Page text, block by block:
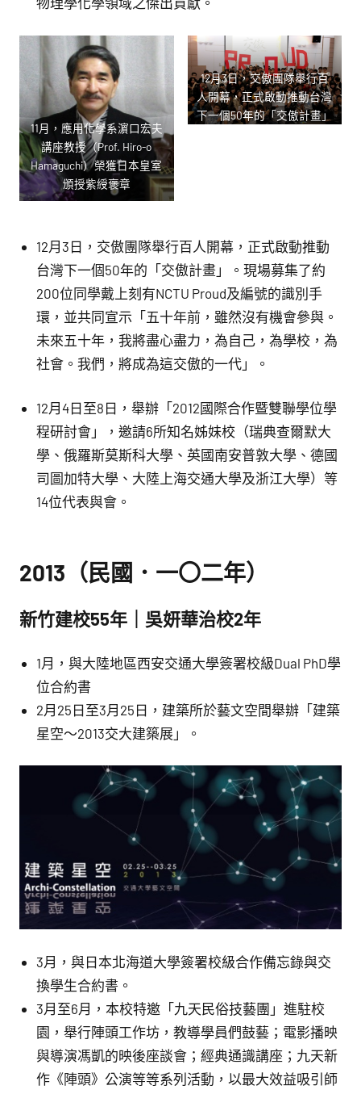
11月，應用化學系濵口宏夫
講座教授（Prof. Hiro-o
Hamaguchi）榮獲日本皇室
頒授紫綬褒章
12月3日，交傲團隊舉行百
人開幕，正式啟動推動台灣
下一個50年的「交傲計畫」
12月3日，交傲團隊舉行百人開幕，正式啟動推動
台灣下一個50年的「交傲計畫」。現場募集了約
200位同學戴上刻有NCTU Proud及編號的識別手
環，並共同宣示「五十年前，雖然沒有機會參與。
未來五十年，我將盡心盡力，為自己，為學校，為
社會。我們，將成為這交傲的一代」。
12月4日至8日，舉辦「2012國際合作暨雙聯學位學
程研討會」，邀請6所知名姊妹校（瑞典查爾默大
學、俄羅斯莫斯科大學、英國南安普敦大學、德國
司圖加特大學、大陸上海交通大學及浙江大學）等
14位代表與會。
2013（民國．一〇二年）
新竹建校55年｜吳妍華治校2年
1月，與大陸地區西安交通大學簽署校級Dual PhD學
位合約書
2月25日至3月25日，建築所於藝文空間舉辦「建築
星空～2013交大建築展」。
3月，與日本北海道大學簽署校級合作備忘錄與交
換學生合約書。
3月至6月，本校特邀「九天民俗技藝團」進駐校
園，舉行陣頭工作坊，教導學員們鼓藝；電影播映
與導演馮凱的映後座談會；經典通識講座；九天新
作《陣頭》公演等等系列活動，以最大效益吸引師